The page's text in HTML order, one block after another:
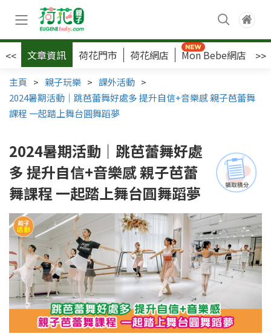
<< 文章資訊 荷花門市 荷花網店 Mon Bebe網店 >>
主頁 > 親子玩樂 > 課外活動 >
2024暑期活動｜跳芭蕾舞好處多 提升自信+音樂感 親子芭蕾舞
課程 一起踏上舞台圓舞蹈夢
2024暑期活動｜跳芭蕾舞好處
多 提升自信+音樂感 親子芭蕾
舞課程 一起踏上舞台圓舞蹈夢